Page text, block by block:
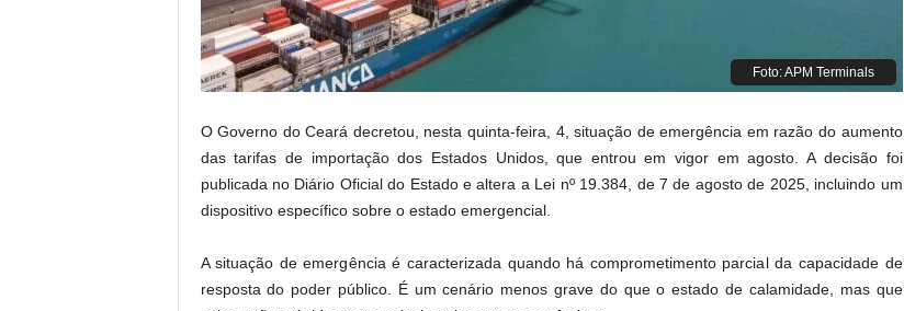
Foto: APM Terminals
O Governo do Ceará decretou, nesta quinta-feira, 4, situação de emergência em razão do aumento
das tarifas de importação dos Estados Unidos, que entrou em vigor em agosto. A decisão foi
publicada no Diário Oficial do Estado e altera a Lei nº 19.384, de 7 de agosto de 2025, incluindo um
dispositivo específico sobre o estado emergencial.
A situação de emergência é caracterizada quando há comprometimento parcial da capacidade de
resposta do poder público. É um cenário menos grave do que o estado de calamidade, mas que